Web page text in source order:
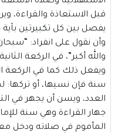
قبل الاستعاذة والقراءة،
يفصل بين كل تكبيرتين
وأن نقول على انفراد: “سبحان
والله أكبر”، في الركعة
ويفعل ذلك كما في الركعة
سنة فإن نسيها، أو تركها:
العدد، ويسن أن يجهر في
جهار القراءة وهي سنة
المأموم في صلاته ودخل